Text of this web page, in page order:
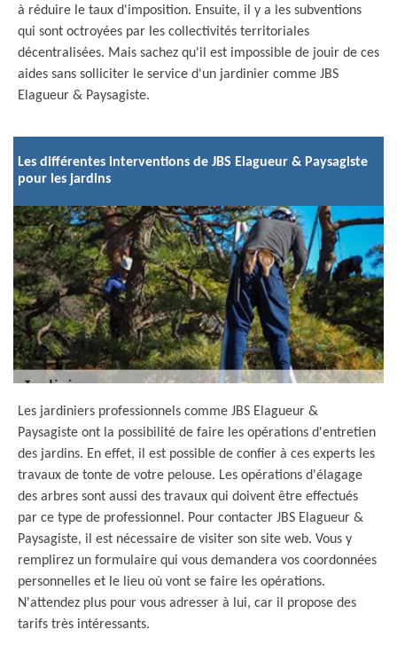
à réduire le taux d'imposition. Ensuite, il y a les subventions
qui sont octroyées par les collectivités territoriales
décentralisées. Mais sachez qu'il est impossible de jouir de ces
aides sans solliciter le service d'un jardinier comme JBS
Elagueur & Paysagiste.
Les différentes interventions de JBS Elagueur & Paysagiste
pour les jardins
Les jardiniers professionnels comme JBS Elagueur &
Paysagiste ont la possibilité de faire les opérations d'entretien
des jardins. En effet, il est possible de confier à ces experts les
travaux de tonte de votre pelouse. Les opérations d'élagage
des arbres sont aussi des travaux qui doivent être effectués
par ce type de professionnel. Pour contacter JBS Elagueur &
Paysagiste, il est nécessaire de visiter son site web. Vous y
remplirez un formulaire qui vous demandera vos coordonnées
personnelles et le lieu où vont se faire les opérations.
N'attendez plus pour vous adresser à lui, car il propose des
tarifs très intéressants.